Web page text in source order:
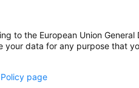
als
zur
um die
für
to the European Union General
your data for any purpose that
page